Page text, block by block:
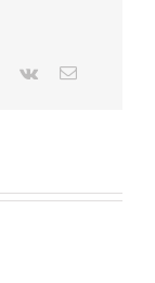
Pinterest
Vk
E-